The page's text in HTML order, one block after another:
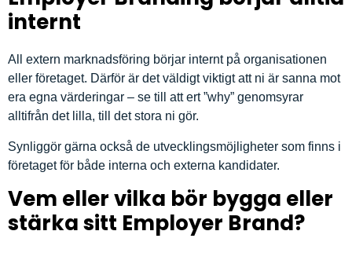
internt
All extern marknadsföring börjar internt på organisationen
eller företaget. Därför är det väldigt viktigt att ni är sanna mot
era egna värderingar – se till att ert ”why” genomsyrar
alltifrån det lilla, till det stora ni gör.
Synliggör gärna också de utvecklingsmöjligheter som finns i
företaget för både interna och externa kandidater.
Vem eller vilka bör bygga eller
stärka sitt Employer Brand?